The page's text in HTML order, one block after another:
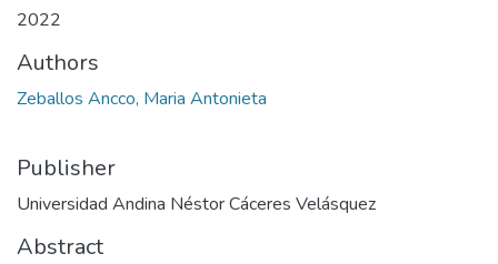
2022
Authors
Zeballos Ancco, Maria Antonieta
Publisher
Universidad Andina Néstor Cáceres Velásquez
Abstract